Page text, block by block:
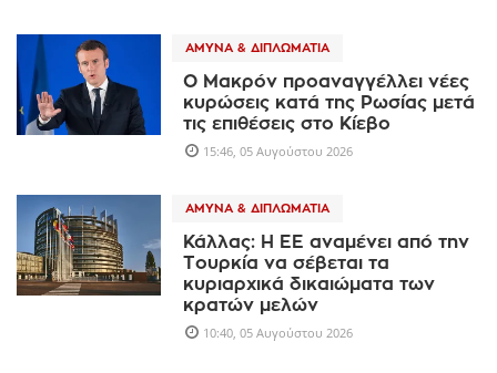
ΆΜΥΝΑ & ΔΙΠΛΩΜΑΤΊΑ
Ο Μακρόν προαναγγέλλει νέες
κυρώσεις κατά της Ρωσίας μετά
τις επιθέσεις στο Κίεβο
15:46, 05 Αυγούστου 2026
ΆΜΥΝΑ & ΔΙΠΛΩΜΑΤΊΑ
Κάλλας: Η ΕΕ αναμένει από την
Τουρκία να σέβεται τα
κυριαρχικά δικαιώματα των
κρατών μελών
10:40, 05 Αυγούστου 2026